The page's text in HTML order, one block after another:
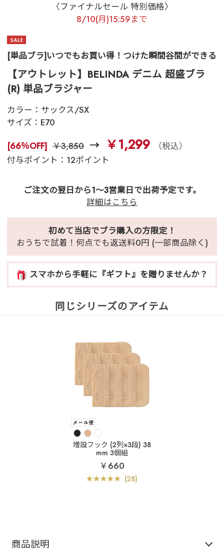
〈ファイナルセール 特別価格〉
8/10(月)15:59まで
[単品ブラ]いつでもお買い得！つけた瞬間谷間ができる
【アウトレット】BELINDA デニム 超盛ブラ
(R) 単品ブラジャー
カラー： サックス/SX
サイズ： E70
[66％OFF] ￥3,850 ￥1,299
（税込）
付与ポイント：12ポイント
ご注文の翌日から1～3営業日で出荷予定です。
詳細はこちら
初めて当店でブラ購入の方限定！
おうちで試着！何点でも返送料0円 (一部商品除く)
スマホから手軽に『ギフト』を贈りませんか？
同じシリーズのアイテム
増設フック (2列×3段) 38
mm 3個組
￥660
(28)
商品説明